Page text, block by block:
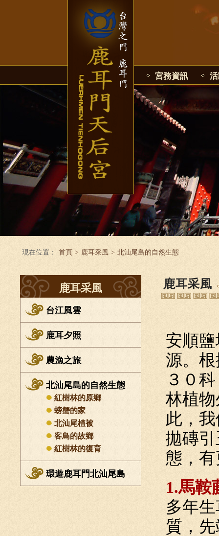
宮務資訊
現在位置： 首頁 > 鹿耳采風 > 北汕尾島的自然生態
鹿耳采風
台江風雲
鹿耳夕照
農漁之旅
北汕尾島的自然生態
紅樹林的原鄉
螃蟹的家
北汕尾植被
客鳥的故鄉
紅樹林的復育
環遊鹿耳門北汕尾島
鹿耳采風
安順
源。
３０
林植
此，
拋磚
態，
1.馬鞍
多年
質，